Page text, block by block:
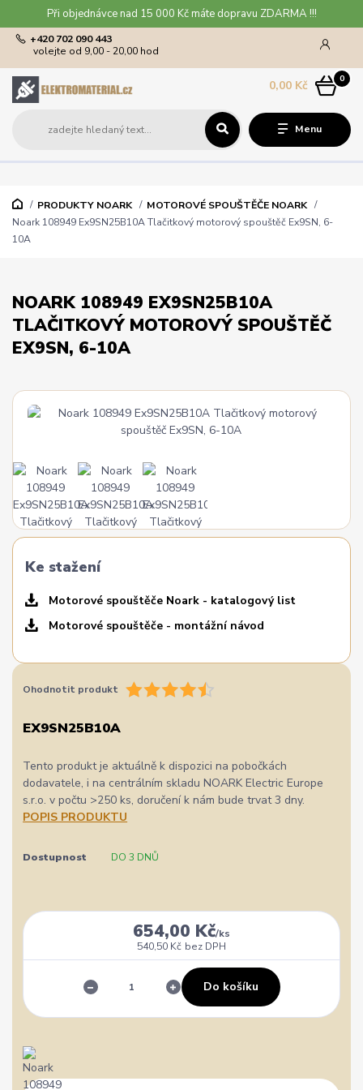
Při objednávce nad 15 000 Kč máte dopravu ZDARMA !!!
Menu
+420 702 090 443
volejte od 9,00 - 20,00 hod
0
0,00 Kč
PRODUKTY NOARK
MOTOROVÉ SPOUŠTĚČE NOARK
Noark 108949 Ex9SN25B10A Tlačitkový motorový spouštěč Ex9SN, 6-
10A
NOARK 108949 EX9SN25B10A
TLAČITKOVÝ MOTOROVÝ SPOUŠTĚČ
EX9SN, 6-10A
Ke stažení
Motorové spouštěče Noark - katalogový list
Motorové spouštěče - montážní návod
Ohodnotit produkt
EX9SN25B10A
Tento produkt je aktuálně k dispozici na pobočkách
dodavatele, i na centrálním skladu NOARK Electric Europe
s.r.o. v počtu >250 ks, doručení k nám bude trvat 3 dny.
POPIS PRODUKTU
Dostupnost DO 3 DNŮ
654,00 Kč/ks
540,50 Kč bez DPH
Do košíku